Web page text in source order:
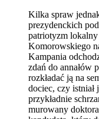
Kilka spraw
prezydenckich
patriotyzm
Komorowskiego
Kampania
zdań do annałów
rozkładać ją na
dociec, czy
przykładnie
murowany